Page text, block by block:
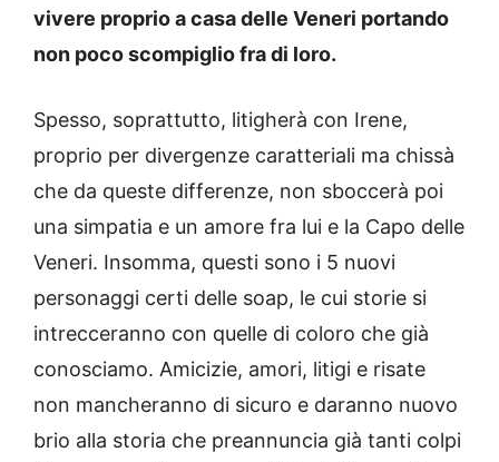
vivere proprio a casa delle Veneri portando
non poco scompiglio fra di loro.
Spesso, soprattutto, litigherà con Irene,
proprio per divergenze caratteriali ma chissà
che da queste differenze, non sboccerà poi
una simpatia e un amore fra lui e la Capo delle
Veneri. Insomma, questi sono i 5 nuovi
personaggi certi delle soap, le cui storie si
intrecceranno con quelle di coloro che già
conosciamo. Amicizie, amori, litigi e risate
non mancheranno di sicuro e daranno nuovo
brio alla storia che preannuncia già tanti colpi